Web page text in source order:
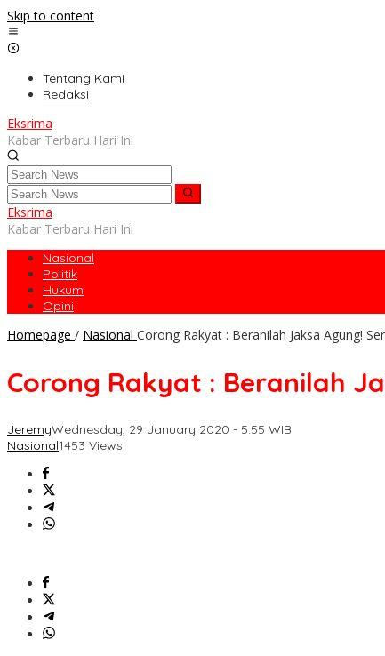
Skip to content
Tentang Kami
Redaksi
Eksrima
Kabar Terbaru Hari Ini
Eksrima
Kabar Terbaru Hari Ini
Nasional
Politik
Hukum
Opini
Homepage / Nasional Corong Rakyat : Beranilah Jaksa Agung!
Corong Rakyat : Beranilah
JeremyWednesday, 29 January 2020 - 5:55 WIB
Nasional1453 Views